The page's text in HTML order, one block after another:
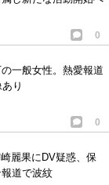
0
一般女性。熱愛報道
り
0
麗果にDV疑惑、保
道で波紋